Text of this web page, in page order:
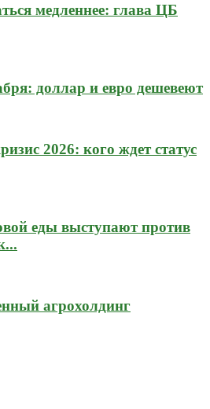
медленнее: глава ЦБ
доллар и евро дешевеют
2026: кого ждет статус
еды выступают против
агрохолдинг